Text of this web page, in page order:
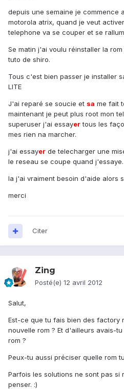
depuis une semaine je commence
motorola atrix, quand je veut
telephone va se couper et se
Se matin j'ai voulu réinstaller la
tuto de shiro.
Tous c'est bien passer je installer
LITE
J'ai reparé se soucie et sa me fait
maintenant je peut plus root mon
superuser j'ai essayertous les
mes rien na marcher.
j'ai essayer de telecharger une
le reseau se coupe quand j'essaye.
la j'ai vraiment besoin d'aide alors
merci
Citer
Zing
Posté(e) 12 avril 2012
Salut,
Est-ce que tu fais bien des factory
nouvelle rom ? Et d'ailleurs avais-
rom ?
Peux-tu aussi préciser quelle rom
Parfois les solutions ne sont pas si
penser. :)